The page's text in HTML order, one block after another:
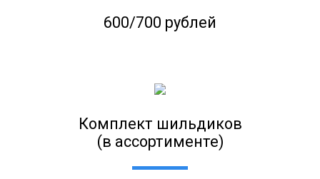
600/700 рублей
Комплект шильдиков
(в ассортименте)